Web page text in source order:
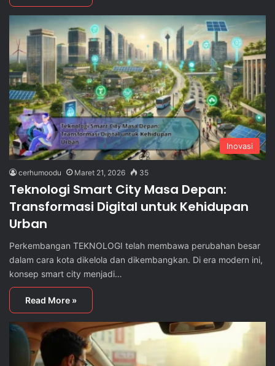
Inovasi
cerhumoodu Maret 21, 2026 35
Teknologi Smart City Masa Depan:
Transformasi Digital untuk Kehidupan
Urban
Perkembangan TEKNOLOGI telah membawa perubahan besar
dalam cara kota dikelola dan dikembangkan. Di era modern ini,
konsep smart city menjadi…
Read More »